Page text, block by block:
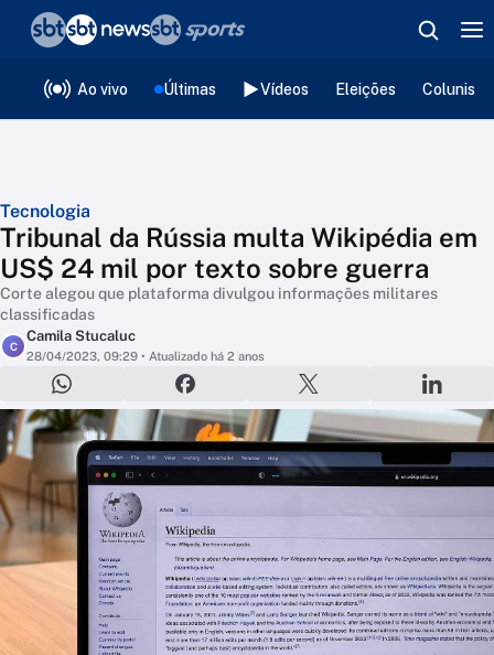
Ao vivo Últimas Vídeos Eleições
Tecnologia
Tribunal da Rússia multa Wikipédia em
US$ 24 mil por texto sobre guerra
Corte alegou que plataforma divulgou informações militares
classificadas
C
Camila Stucaluc
28/04/2023, 09:29 • Atualizado há 2 anos
❮voltar
Editorias